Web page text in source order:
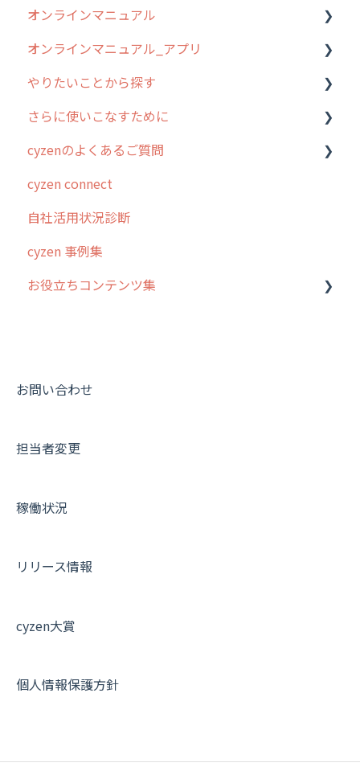
オンラインマニュアル
管理サイトの使い始め
ユーザー・グループ管理
行動管理
予定管理
スポット
ステータス・主観
報告書・行動種別
勤怠管理
帳票出力
商品
オンラインマニュアル_アプリ
アプリの使い始め
ホーム画面
スポット
報告閲覧
予定
日報
履歴
パフォーマンス
お知らせ
やりたいことから探す
行動管理
勤怠管理
予定管理
スポット
ステータス・主観
報告書・行動種別
活動通知
商品
さらに使いこなすために
はじめに
スポット・ステータス関連オプション
交通費自動計算
安全走行支援
写真管理・高画質化
その他オプション
契約・その他
cyzenのよくあるご質問
ログインについて
グループ・ユーザーについて
GPS・位置情報 について
ルート自動記録 について
報告書について
メンバー画面について
その他よくある質問
cyzen connect
自社活用状況診断
cyzen 事例集
お役立ちコンテンツ集
動画集：共通
お問い合わせ
担当者変更
稼働状況
リリース情報
cyzen大賞
個人情報保護方針